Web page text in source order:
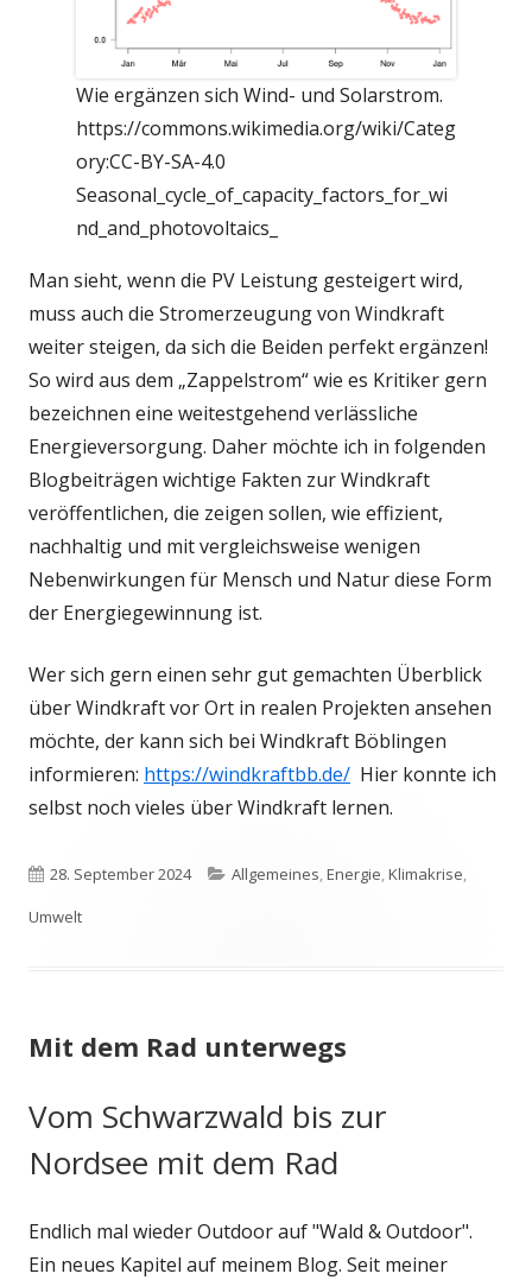
Wie ergänzen sich Wind- und Solarstrom.
https://commons.wikimedia.org/wiki/Categ
ory:CC-BY-SA-4.0
Seasonal_cycle_of_capacity_factors_for_wi
nd_and_photovoltaics_
Man sieht, wenn die PV Leistung gesteigert wird,
muss auch die Stromerzeugung von Windkraft
weiter steigen, da sich die Beiden perfekt ergänzen!
So wird aus dem „Zappelstrom“ wie es Kritiker gern
bezeichnen eine weitestgehend verlässliche
Energieversorgung. Daher möchte ich in folgenden
Blogbeiträgen wichtige Fakten zur Windkraft
veröffentlichen, die zeigen sollen, wie effizient,
nachhaltig und mit vergleichsweise wenigen
Nebenwirkungen für Mensch und Natur diese Form
der Energiegewinnung ist.
Wer sich gern einen sehr gut gemachten Überblick
über Windkraft vor Ort in realen Projekten ansehen
möchte, der kann sich bei Windkraft Böblingen
informieren: https://windkraftbb.de/ Hier konnte ich
selbst noch vieles über Windkraft lernen.
Veröffentlicht
am
28. September 2024 Kategorien
Allgemeines,Energie,Klimakrise,
Umwelt
Mit dem Rad unterwegs
Vom Schwarzwald bis zur
Nordsee mit dem Rad
Endlich mal wieder Outdoor auf "Wald & Outdoor".
Ein neues Kapitel auf meinem Blog. Seit meiner